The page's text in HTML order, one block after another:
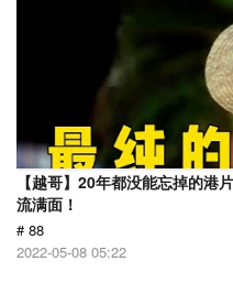
【越哥】20年都没能忘掉的港
流满面！
# 88
2022-05-08 05:22